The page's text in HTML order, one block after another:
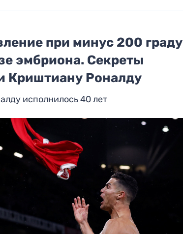
при минус 200
эмбриона. Секреты
Криштиану Роналду
исполнилось 40 лет